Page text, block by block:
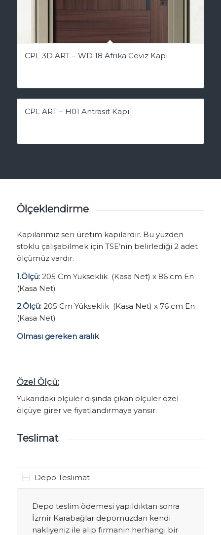
CPL 3D ART – WD 18 Afrika Ceviz Kapı
CPL ART – H01 Antrasit Kapı
Ölçeklendirme
Kapılarımız seri üretim kapılardır. Bu yüzden
stoklu çalışabilmek için TSE’nin belirlediği 2 adet
ölçümüz vardır.
1.Ölçü:205 Cm Yükseklik (Kasa Net) x 86 cm En
(Kasa Net)
2.Ölçü:205 Cm Yükseklik (Kasa Net) x 76 cm En
(Kasa Net)
Olması gereken aralık
Özel Ölçü:
Yukarıdaki ölçüler dışında çıkan ölçüler özel
ölçüye girer ve fiyatlandırmaya yansır.
Teslimat
Depo Teslimat
Depo teslim ödemesi yapıldıktan sonra
İzmir Karabağlar depomuzdan kendi
nakliyeniz ile alıp firmanın herhangi bir